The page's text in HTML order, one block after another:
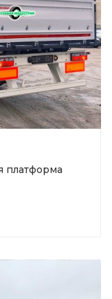
платформа